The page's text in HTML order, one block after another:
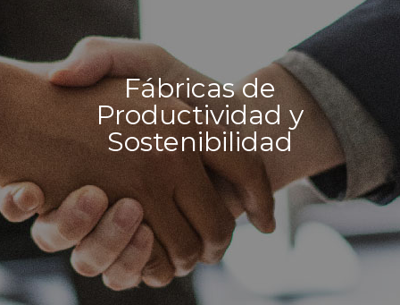
Fábricas de
Productividad y
Sostenibilidad